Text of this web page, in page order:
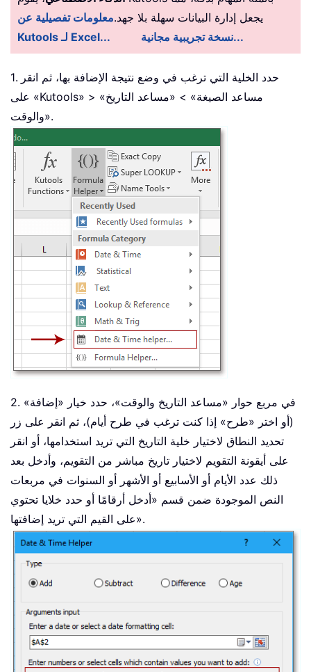
يجعل إدارة البيانات سهلة بلا جهد.معلومات تفصيلية عن
Kutools لـ Excel...
نسخة تجريبية مجانية...
1. حدد الخلية التي ترغب في وضع نتيجة الإضافة بها، ثم انقر
على «Kutools» > «مساعد الصيغة» > «مساعد التاريخ
والوقت».
2. في مربع حوار «مساعد التاريخ والوقت»، حدد خيار «إضافة»
(أو اختر «طرح» إذا كنت ترغب في طرح أيام)، ثم انقر على زر
تحديد النطاق لاختيار خلية التاريخ التي تريد استخدامها، أو انقر
على أيقونة التقويم لاختيار تاريخ مباشر من التقويم، وأدخل بعد
ذلك عدد الأيام أو الأسابيع أو الأشهر أو السنوات في مربعات
النص الموجودة ضمن قسم «أدخل أرقامًا أو حدد خلايا تحتوي
على القيم التي تريد إضافتها».